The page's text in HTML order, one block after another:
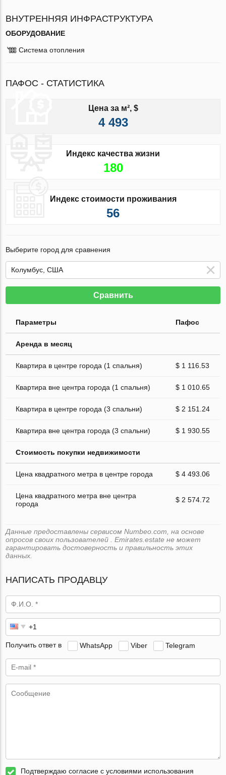
ВНУТРЕННЯЯ ИНФРАСТРУКТУРА
ОБОРУДОВАНИЕ
Система отопления
ПАФОС - СТАТИСТИКА
Цена за м², $
4 493
Индекс качества жизни
180
Индекс стоимости проживания
56
Выберите город для сравнения
Сравнить
Параметры Пафос
Аренда в месяц
Квартира в центре города (1 спальня) $ 1 116.53
Квартира вне центра города (1 спальня) $ 1 010.65
Квартира в центре города (3 спальни) $ 2 151.24
Квартира вне центра города (3 спальни) $ 1 930.55
Стоимость покупки недвижимости
Цена квадратного метра в центре города $ 4 493.06
Цена квадратного метра вне центра
города
$ 2 574.72
Данные предоставлены сервисом Numbeo.com, на основе
опросов своих пользователей . Emirates.estate не может
гарантировать достоверность и правильность этих
данных.
НАПИСАТЬ ПРОДАВЦУ
Получить ответ в WhatsApp Viber Telegram
Подтверждаю согласие с условиями использования